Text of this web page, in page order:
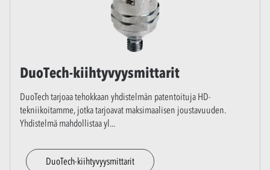
DuoTech-kiihtyvyysmittarit
DuoTech tarjoaa tehokkaan yhdistelmän patentoituja HD-
tekniikoitamme, jotka tarjoavat maksimaalisen joustavuuden.
Yhdistelmä mahdollistaa yl...
DuoTech-kiihtyvyysmittarit